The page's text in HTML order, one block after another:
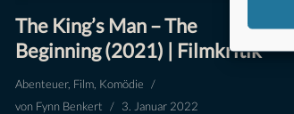
The King’s Man – The
Beginning (2021) | Filmkritik
Abenteuer, Film, Komödie
von Fynn Benkert 3. Januar 2022